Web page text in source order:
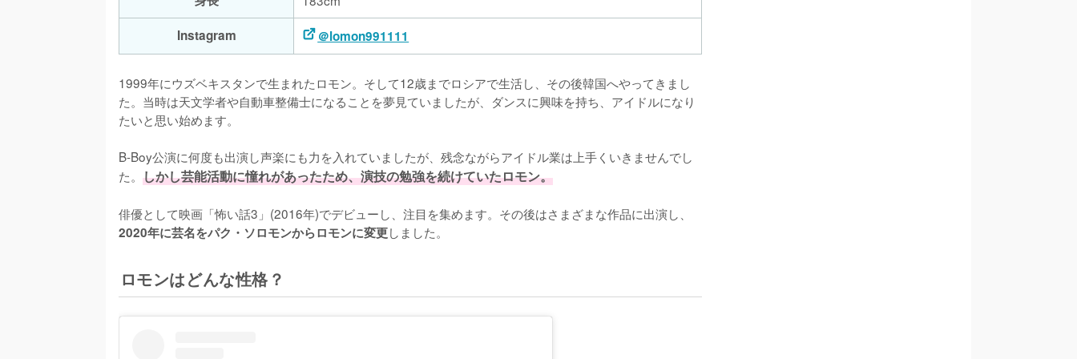
Instagram
＠lomon991111
1999年にウズベキスタンで生まれたロモン。そして12歳までロシアで生活し、その後韓国へやってきまし
た。当時は天文学者や自動車整備士になることを夢見ていましたが、ダンスに興味を持ち、アイドルになり
たいと思い始めます。
B-Boy公演に何度も出演し声楽にも力を入れていましたが、残念ながらアイドル業は上手くいきませんでし
た。 しかし芸能活動に憧れがあったため、演技の勉強を続けていたロモン。
俳優として映画「怖い話3」(2016年)でデビューし、注目を集めます。その後はさまざまな作品に出演し、
2020年に芸名をパク・ソロモンからロモンに変更しました。
ロモンはどんな性格？